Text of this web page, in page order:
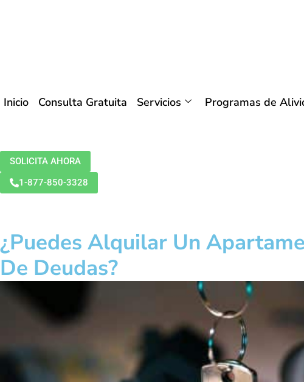
Inicio Consulta Gratuita Servicios Programas de
SOLICITA AHORA
1-877-850-3328
¿Puedes Alquilar Un
De Deudas?